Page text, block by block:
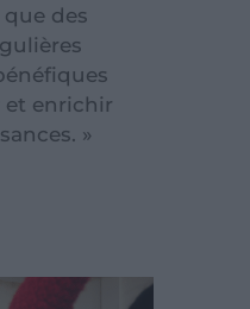
des
et enrichir
»